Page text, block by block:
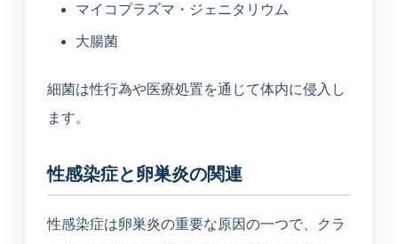
マイコプラズマ・ジェニタリウム
大腸菌
細菌は性行為や医療処置を通じて体内に侵入し
ます。
性感染症と卵巣炎の関連
性感染症は卵巣炎の重要な原因の一つで、クラ